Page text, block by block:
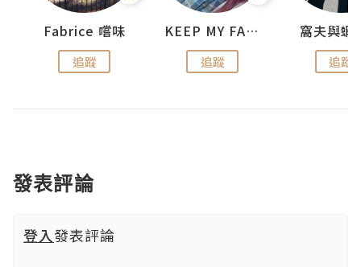
Fabrice 嚐味
追蹤
KEEP MY FAITH
追蹤
窩夫與蝦
追蹤
發表評論
登入發表評論